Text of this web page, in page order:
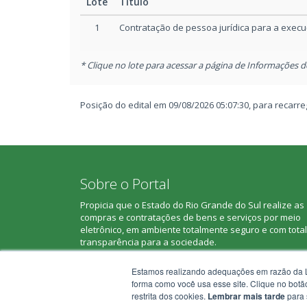
Projeto básico/Termo de referência
Projeto básico/Termo de referência
Projeto básico/Termo de referência
Projeto básico/Termo de referência
10:01
02/01/2026
Novo documento anexo
30/12/2025
Novo documento anexo
1 Contratação de pessoa jurídica para a
* Clique no lote para acessar a página de Informações
Posição do edital em 09/08/2026 05:07:30, para
Sobre o Portal
Propicia que o Estado do Rio Grande do Sul realize as
compras e contratações de bens e serviços por meio
eletrônico, em ambiente totalmente seguro e com total
transparência para a sociedade.
Saiba mais sobre o Portal
Estamos realizando adequações em razão
forma como você usa esse site. Clique no
restrita dos cookies. Lembrar mais tardepara